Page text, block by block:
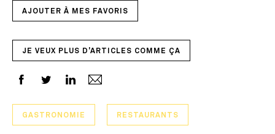
AJOUTER À MES FAVORIS
JE VEUX PLUS D'ARTICLES COMME ÇA
GASTRONOMIE RESTAURANTS